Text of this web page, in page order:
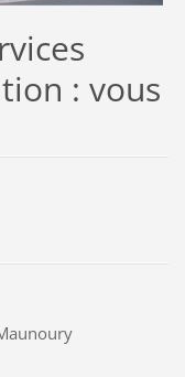
: vous